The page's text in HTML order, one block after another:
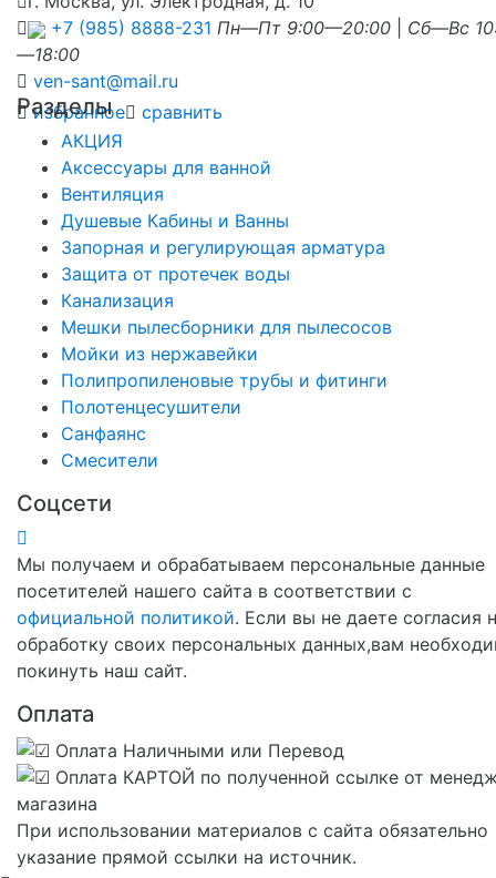
избранное сравнить
+7 (985) 8888-231 Пн—Пт 9:00—20:00
Сб—Вс
—18:00
ven-sant@mail.ru
Разделы
АКЦИЯ
Аксессуары для ванной
Вентиляция
Душевые Кабины и Ванны
Запорная и регулирующая арматура
Защита от протечек воды
Канализация
Мешки пылесборники для пылесосов
Мойки из нержавейки
Полипропиленовые трубы и фитинги
Полотенцесушители
Санфаянс
Смесители
Соцсети
Мы получаем и обрабатываем персональные данные
посетителей нашего сайта в соответствии с
официальной политикой. Если вы не даете согласия
обработку своих персональных данных,вам
покинуть наш сайт.
Оплата
При использовании материалов с сайта обязательно
указание прямой ссылки на источник.